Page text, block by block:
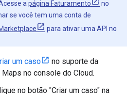
a página Faturamento
no
se você tem uma conta de
para ativar uma API no
um caso
no suporte da
no console do Cloud.
no botão "Criar um caso" na